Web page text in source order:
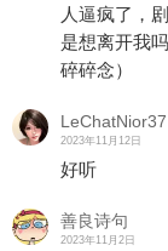
人逼疯了，
是想离开我
碎碎念）
LeChatNior37
2023年11月12日
好听
善良诗句
2023年11月2日